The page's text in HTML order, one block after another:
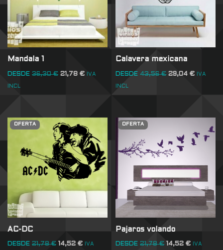
Mandala 1
DESDE 36,30€ 21,78 € IVA
INCL
Calavera mexicana
DESDE 43,56€ 29,04€ IVA
INCL
OFERTA
AC-DC
DESDE 21,78€ 14,52 € IVA
OFERTA
Pajaros volando
DESDE 21,78€ 14,52€ IVA